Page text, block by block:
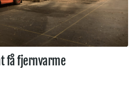
få fjernvarme